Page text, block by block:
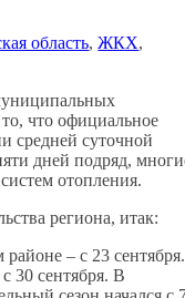
область, ЖКХ
что официальное
средней суточной
дней подряд,
отопления.
региона, итак:
– с 23 сентября.
30 сентября. В